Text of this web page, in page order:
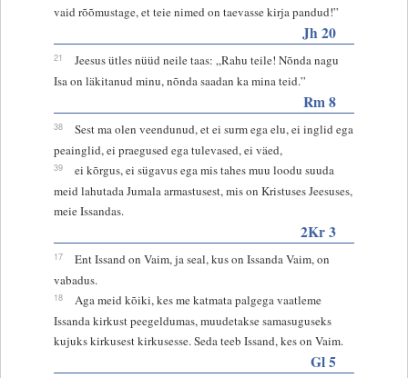
vaid rõõmustage, et teie nimed on taevasse kirja pandud!”
Jh 20
21
Jeesus ütles nüüd neile taas: „Rahu teile! Nõnda nagu
Isa on läkitanud minu, nõnda saadan ka mina teid.”
Rm 8
38
Sest ma olen veendunud, et ei surm ega elu, ei inglid ega
peainglid, ei praegused ega tulevased, ei väed,
39
ei kõrgus, ei sügavus ega mis tahes muu loodu suuda
meid lahutada Jumala armastusest, mis on Kristuses Jeesuses,
meie Issandas.
2Kr 3
17
Ent Issand on Vaim, ja seal, kus on Issanda Vaim, on
vabadus.
18
Aga meid kõiki, kes me katmata palgega vaatleme
Issanda kirkust peegeldumas, muudetakse samasuguseks
kujuks kirkusest kirkusesse. Seda teeb Issand, kes on Vaim.
Gl 5